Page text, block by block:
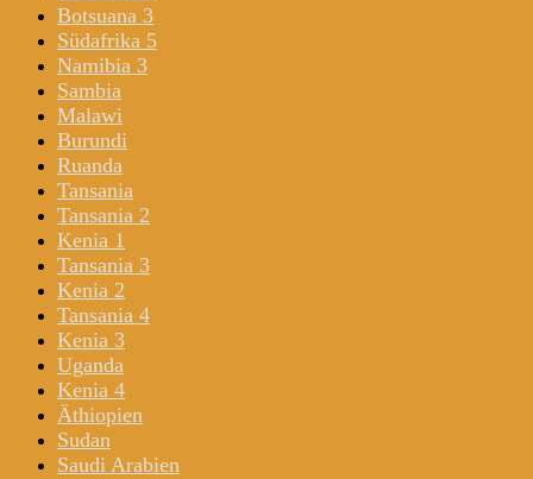
Botsuana 3
Südafrika 5
Namibia 3
Sambia
Malawi
Burundi
Ruanda
Tansania
Tansania 2
Kenia 1
Tansania 3
Kenia 2
Tansania 4
Kenia 3
Uganda
Kenia 4
Äthiopien
Sudan
Saudi Arabien